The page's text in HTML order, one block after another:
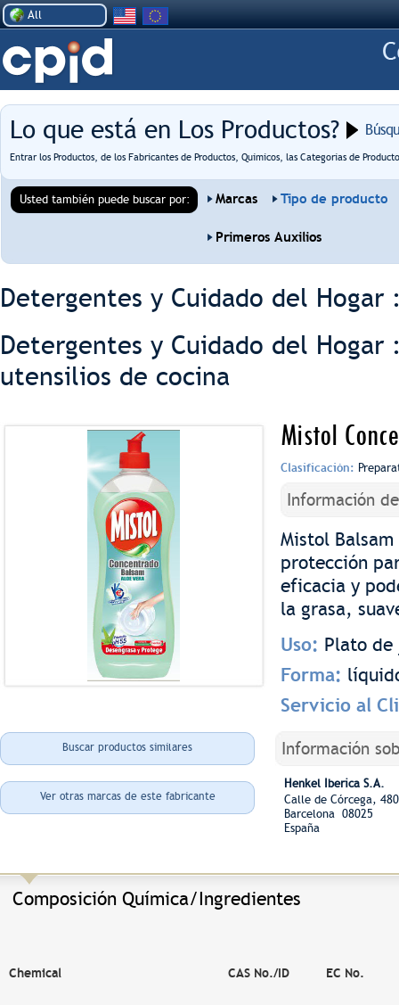
All
Lo que está en Los Productos?
Entrar los Productos, de los Fabricantes de Productos, Químicos, las Categorías de
Usted también puede buscar por: Marcas Tipo de producto
Primeros Auxilios
Detergentes y Cuidado del
Detergentes y Cuidado del
utensilios de cocina
Mistol
Clasificación:
Información
Mistol
protección
eficacia y
la grasa,
Uso: Plato
Forma:
Servicio al
Buscar productos similares
Ver otras marcas de este fabricante
Información
Henkel Iberica S.A.
Calle de Córcega,
Barcelona 08025
España
Composición Química/Ingredientes
Chemical CAS No./ID EC No.